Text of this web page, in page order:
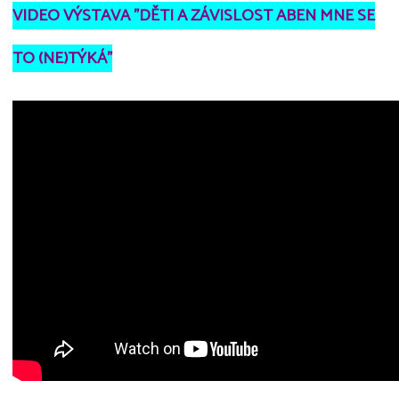
VIDEO VÝSTAVA "DĚTI A ZÁVISLOST ABEN MNE SE
TO (NE)TÝKÁ"